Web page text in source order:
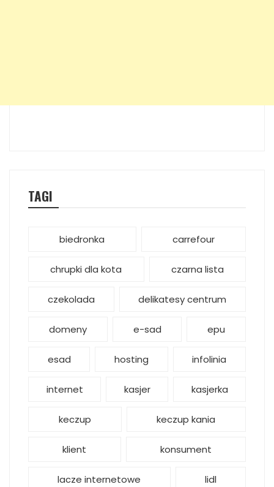
TAGI
biedronka carrefour
chrupki dla kota czarna lista
czekolada delikatesy centrum
domeny e-sad epu
esad hosting infolinia
internet kasjer kasjerka
keczup keczup kania
klient konsument
lacze internetowe lidl